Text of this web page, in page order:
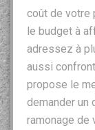
coût de votre
le budget à
adressez à
aussi
propose le
demander un
ramonage de